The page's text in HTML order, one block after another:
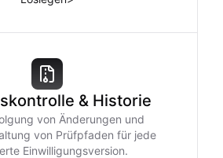
& Historie
von Änderungen und
von Prüfpfaden für jede
Einwilligungsversion.